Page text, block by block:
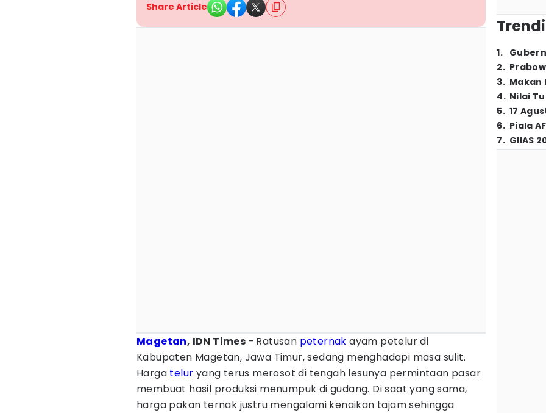
Share Article
Magetan, IDN Times – Ratusan peternak ayam petelur di
Kabupaten Magetan, Jawa Timur, sedang menghadapi masa sulit.
Harga telur yang terus merosot di tengah lesunya permintaan pasar
membuat hasil produksi menumpuk di gudang. Di saat yang sama,
harga pakan ternak justru mengalami kenaikan tajam sehingga
1.
2.
3. Makan
4. Nilai
5. 17
6. Piala
7. GIIAS